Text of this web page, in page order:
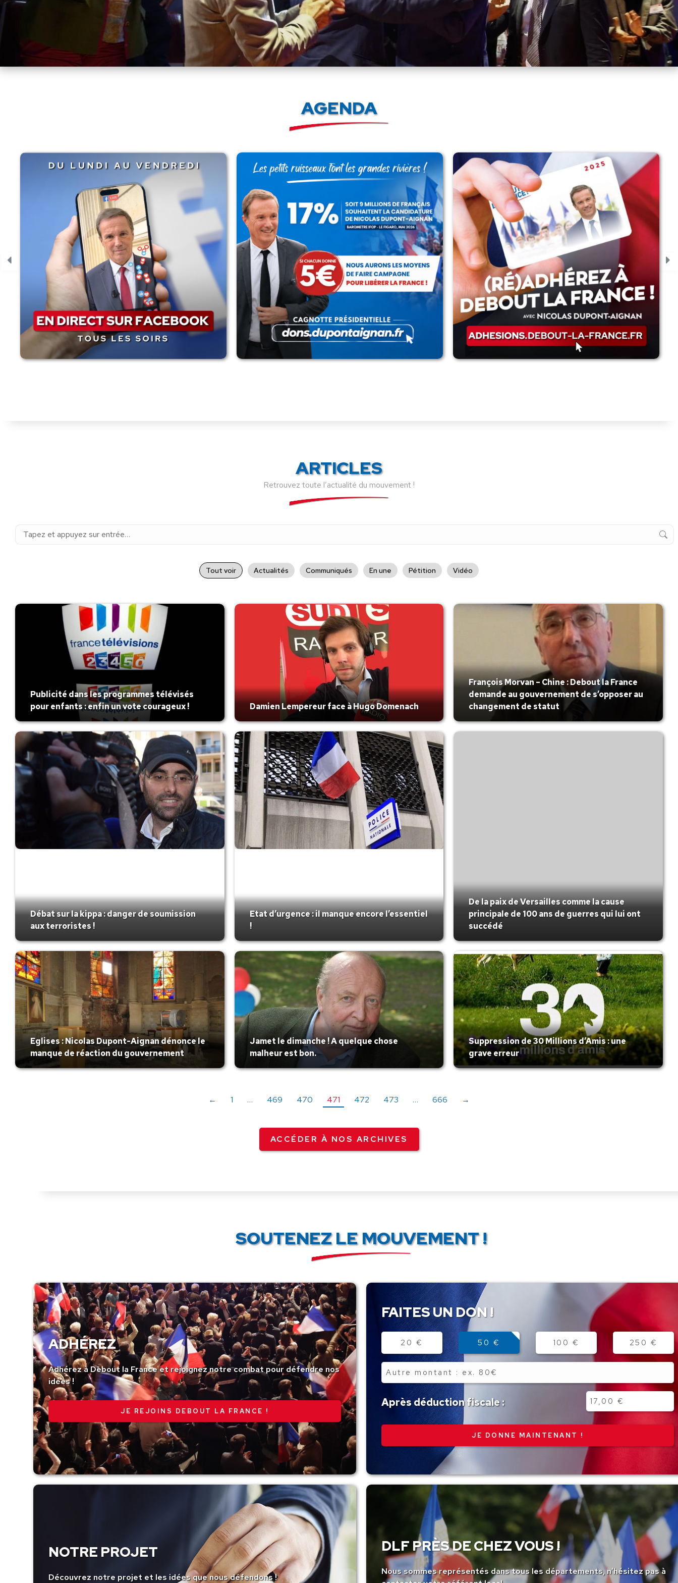
AGENDA
ARTICLES
Retrouvez toute l’actualité du mouvement !
Recherche
Tout voir Actualités Communiqués En une Pétition Vidéo
Publicité dans les programmes télévisés
pour enfants : enfin un vote courageux !
Damien Lempereur face à Hugo Domenach
François Morvan – Chine : Debout la France
demande au gouvernement de s’opposer au
changement de statut
Débat sur la kippa : danger de soumission
aux terroristes !
Etat d’urgence : il manque encore l’essentiel
!
De la paix de Versailles comme la cause
principale de 100 ans de guerres qui lui ont
succédé
Eglises : Nicolas Dupont-Aignan dénonce le
manque de réaction du gouvernement
Jamet le dimanche ! A quelque chose
malheur est bon.
Suppression de 30 Millions d’Amis : une
grave erreur
← 1 … 469 470 471 472 473 … 666 →
ACCÉDER À NOS ARCHIVES
SOUTENEZ LE MOUVEMENT !
ADHÉREZ
Adhérez à Debout la France et rejoignez notre combat pour défendre nos
idées !
JE REJOINS DEBOUT LA FRANCE !
FAITES UN DON !
Montant
20 € 50 € 100 € 250 €
Autre
montant
Après déduction fiscale :
NOTRE PROJET
Découvrez notre projet et les idées que nous défendons !
DLF PRÈS DE CHEZ VOUS !
Nous sommes représentés dans tous les départements, n’hésitez pas à